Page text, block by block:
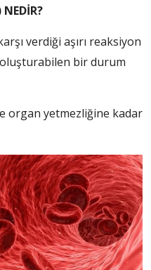
NEDİR?
verdiği aşırı reaksiyon
bir durum
organ yetmezliğine kadar